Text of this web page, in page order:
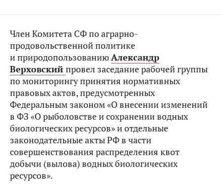
Член Комитета СФ по аграрно-
продовольственной политике
и природопользованиюАлександр
Верховский провел заседание рабочей группы
по мониторингу принятия нормативных
правовых актов, предусмотренных
Федеральным законом «О внесении изменений
в ФЗ «О рыболовстве и сохранении водных
биологических ресурсов» и отдельные
законодательные акты РФ в части
совершенствования распределения квот
добычи (вылова) водных биологических
ресурсов».